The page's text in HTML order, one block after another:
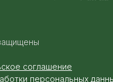
соглашение
персональных